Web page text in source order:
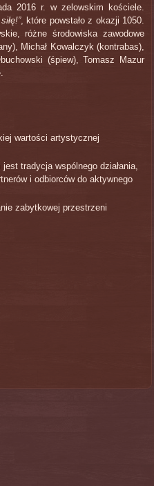
2016 r. w zelowskim kościele.
, które powstało z okazji 1050.
różne środowiska zawodowe
Michał Kowalczyk (kontrabas),
(śpiew), Tomasz Mazur
wartości artystycznej
tradycja wspólnego działania,
i odbiorców do aktywnego
zabytkowej przestrzeni